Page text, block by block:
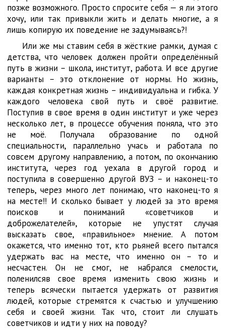
позже возможного. Просто спросите себя — я ли этого
хочу, или так привыкли жить и делать многие, а я
лишь копирую их поведение не задумываясь?!
Или же мы ставим себя в жёсткие рамки, думая с
детства, что человек должен пройти определённый
путь в жизни – школа, институт, работа. И все другие
варианты – это отклонение от нормы. Но жизнь,
каждая конкретная жизнь – индивидуальна и гибка. У
каждого человека свой путь и своё развитие.
Поступив в свое время в один институт и уже через
несколько лет, в процессе обучения поняла, что это
не моё. Получала образование по одной
специальности, параллельно учась и работала по
совсем другому направлению, а потом, по окончанию
института, через год уехала в другой город и
поступила в совершенно другой ВУЗ – и наконец-то
теперь, через много лет понимаю, что наконец-то я
на месте!! И сколько бывает у людей за это время
поисков и пониманий «советчиков и
доброжелателей», которые не упустят случая
высказать свое, «правильное» мнение. А потом
окажется, что именно тот, кто рьяней всего пытался
удержать вас на месте, что именно он – то и
несчастен. Он не смог, не набрался смелости,
поленилсяв свое время изменить свою жизнь и
теперь всячески пытается удержать от развития
людей, которые стремятся к счастью и улучшению
себя и своей жизни. Так что, стоит ли слушать
советчиков и идти у них на поводу?